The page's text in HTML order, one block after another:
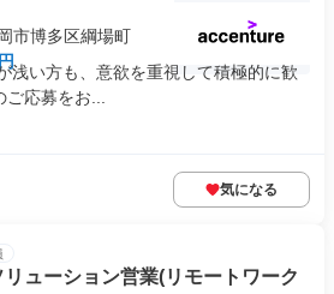
市博多区綱場町
浅い方も、意欲を重視して積極的に歓
応募をお...
気になる
ューション営業(リモートワーク